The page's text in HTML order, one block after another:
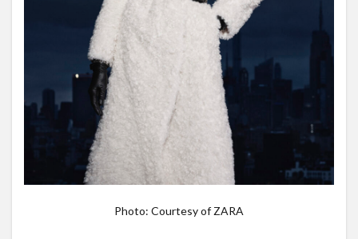
Photo: Courtesy of ZARA